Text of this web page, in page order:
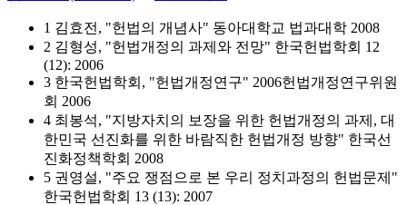
1 김효전, "헌법의 개념사" 동아대학교 법과대학 2008
2 김형성, "헌법개정의 과제와 전망" 한국헌법학회 12
(12): 2006
3 한국헌법학회, "헌법개정연구" 2006헌법개정연구위원
회 2006
4 최봉석, "지방자치의 보장을 위한 헌법개정의 과제, 대
한민국 선진화를 위한 바람직한 헌법개정 방향" 한국선
진화정책학회 2008
5 권영설, "주요 쟁점으로 본 우리 정치과정의 헌법문제"
한국헌법학회 13 (13): 2007